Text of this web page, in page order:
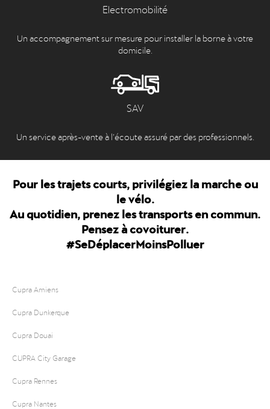
Electromobilité
Un accompagnement sur mesure pour installer la borne à votre
domicile.
SAV
Un service après-vente à l’écoute assuré par des professionnels.
Pour les trajets courts, privilégiez la marche ou
le vélo.
Au quotidien, prenez les transports en commun.
Pensez à covoiturer.
#SeDéplacerMoinsPolluer
Cupra Amiens
Cupra Dunkerque
Cupra Douai
CUPRA City Garage
Cupra Rennes
Cupra Nantes